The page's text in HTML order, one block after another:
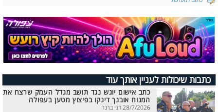
כתבות שיכולות לעניין אותך עוד
כתב אישום יוגש נגד תושב מגדל העמק שרצח את
המנוח אובנך דינקו בפיצוץ מטען בעפולה
28/7/2026 דני ברנר